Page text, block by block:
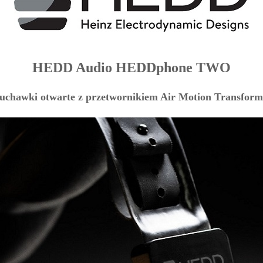
HEDD Audio HEDDphone TWO
otwarte z przetwornikiem Air Motion